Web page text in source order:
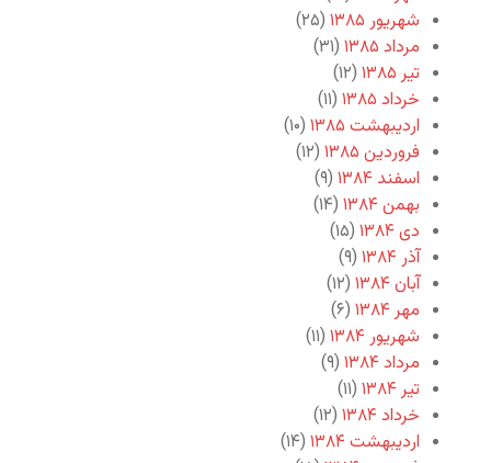
شهریور ۱۳۸۵
(۲۵)
مرداد ۱۳۸۵
(۳۱)
تیر ۱۳۸۵
(۱۲)
خرداد ۱۳۸۵
(۱۱)
اردیبهشت ۱۳۸۵
(۱۰)
فروردین ۱۳۸۵
(۱۲)
اسفند ۱۳۸۴
(۹)
بهمن ۱۳۸۴
(۱۴)
دی ۱۳۸۴
(۱۵)
آذر ۱۳۸۴
(۹)
آبان ۱۳۸۴
(۱۲)
مهر ۱۳۸۴
(۶)
شهریور ۱۳۸۴
(۱۱)
مرداد ۱۳۸۴
(۹)
تیر ۱۳۸۴
(۱۱)
خرداد ۱۳۸۴
(۱۲)
اردیبهشت ۱۳۸۴
(۱۴)